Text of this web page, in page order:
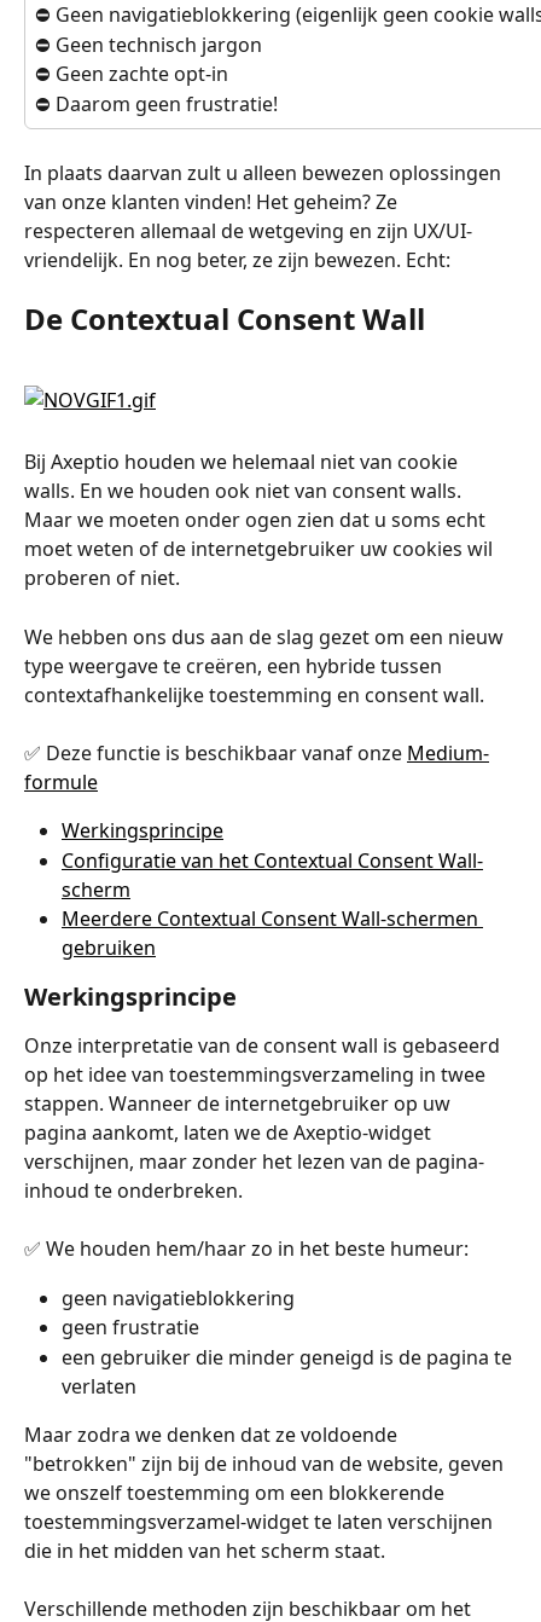
⛔️ Geen navigatieblokkering (eigenlijk geen cookie
⛔️ Geen technisch jargon
⛔️ Geen zachte opt-in
⛔️ Daarom geen frustratie!
In plaats daarvan zult u alleen bewezen oplossingen
van onze klanten vinden! Het geheim? Ze
respecteren allemaal de wetgeving en zijn UX/UI-
vriendelijk. En nog beter, ze zijn bewezen. Echt:
De Contextual Consent Wall
Bij Axeptio houden we helemaal niet van cookie
walls. En we houden ook niet van consent walls.
Maar we moeten onder ogen zien dat u soms echt
moet weten of de internetgebruiker uw cookies wil
proberen of niet.
We hebben ons dus aan de slag gezet om een nieuw
type weergave te creëren, een hybride tussen
contextafhankelijke toestemming en consent wall.
✅ Deze functie is beschikbaar vanaf onze Medium-
formule
Werkingsprincipe
Configuratie van het Contextual Consent Wall-
scherm
Meerdere Contextual Consent Wall-schermen
gebruiken
Werkingsprincipe
Onze interpretatie van de consent wall is gebaseerd
op het idee van toestemmingsverzameling in twee
stappen. Wanneer de internetgebruiker op uw
pagina aankomt, laten we de Axeptio-widget
verschijnen, maar zonder het lezen van de pagina-
inhoud te onderbreken.
✅ We houden hem/haar zo in het beste humeur:
geen navigatieblokkering
geen frustratie
een gebruiker die minder geneigd is de pagina te
verlaten
Maar zodra we denken dat ze voldoende
"betrokken" zijn bij de inhoud van de website, geven
we onszelf toestemming om een blokkerende
toestemmingsverzamel-widget te laten verschijnen
die in het midden van het scherm staat.
Verschillende methoden zijn beschikbaar om het